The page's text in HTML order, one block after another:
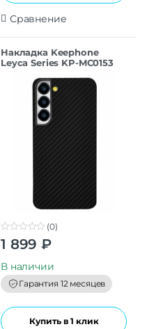
Сравнение
Накладка Keephone
Leyca Series KP-MC0153
0
t
o
f
5
(0)
1 899 ₽
В наличии
Гарантия 12 месяцев
Купить в 1 клик